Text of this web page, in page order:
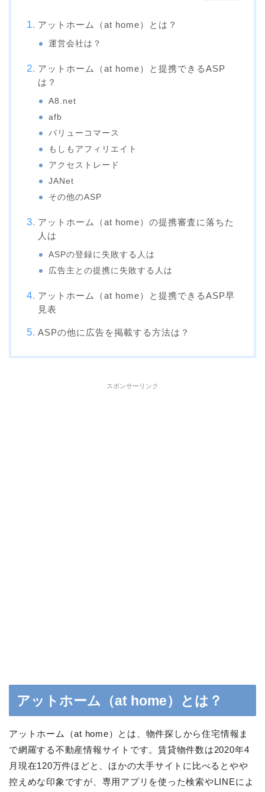
アットホーム（at home）とは？
運営会社は？
アットホーム（at home）と提携できるASP
は？
A8.net
afb
バリューコマース
もしもアフィリエイト
アクセストレード
JANet
その他のASP
アットホーム（at home）の提携審査に落ちた
人は
ASPの登録に失敗する人は
広告主との提携に失敗する人は
アットホーム（at home）と提携できるASP早
見表
ASPの他に広告を掲載する方法は？
スポンサーリンク
アットホーム（at home）とは？
アットホーム（at home）とは、物件探しから住宅情報ま
で網羅する不動産情報サイトです。賃貸物件数は2020年4
月現在120万件ほどと、ほかの大手サイトに比べるとやや
控えめな印象ですが、専用アプリを使った検索やLINEによ